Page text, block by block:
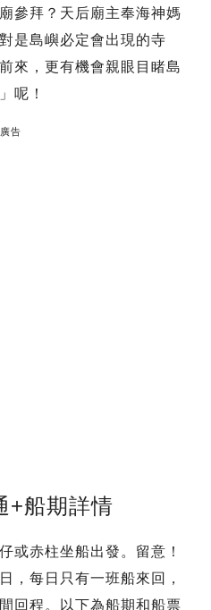
參拜？天后廟主奉海神媽
是島嶼必定會出現的寺
來，更有機會親眼目睹島
呢！
廣告
+船期詳情
或赤柱坐船出發。留意！
，每日只有一班船來回，
回程。以下為船期和船票